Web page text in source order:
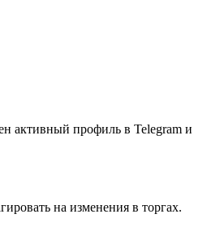
активный профиль в Telegram и
на изменения в торгах.